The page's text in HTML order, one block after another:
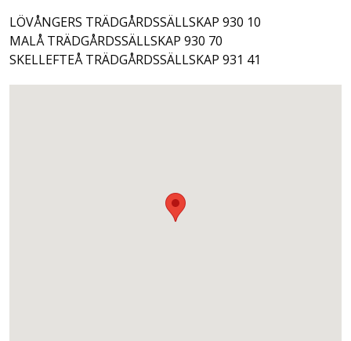
LÖVÅNGERS TRÄDGÅRDSSÄLLSKAP 930 10
MALÅ TRÄDGÅRDSSÄLLSKAP 930 70
SKELLEFTEÅ TRÄDGÅRDSSÄLLSKAP 931 41